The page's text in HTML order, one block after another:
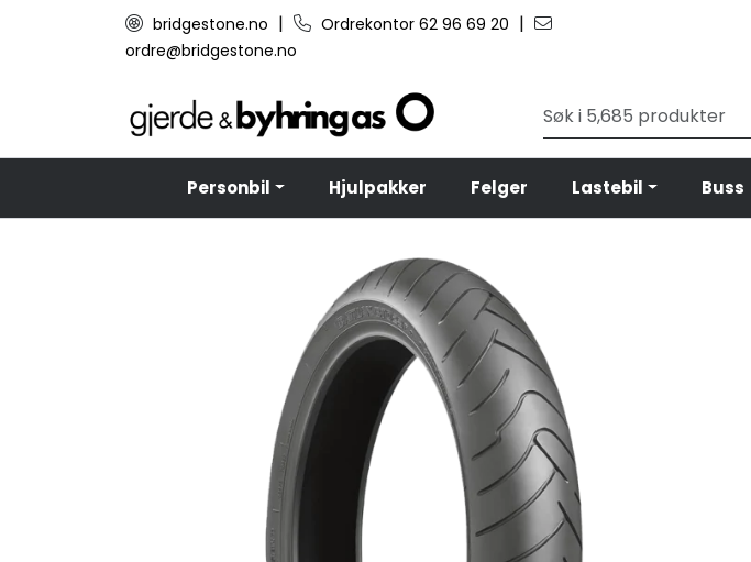
Skip to main contentbridgestone.no | Ordrekontor 62 96 69 20 |
ordre@bridgestone.no
Personbil Hjulpakker Felger Lastebil Buss